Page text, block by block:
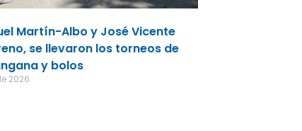
Martín-Albo y José Vicente
se llevaron los torneos de
y bolos
2026